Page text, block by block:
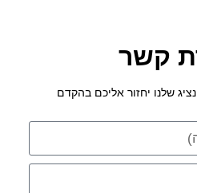
קשר
שלנו יחזור אליכם בהקדם